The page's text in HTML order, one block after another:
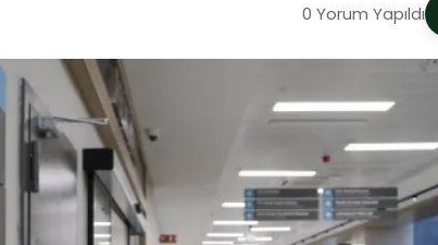
0 Yorum Yapıldı